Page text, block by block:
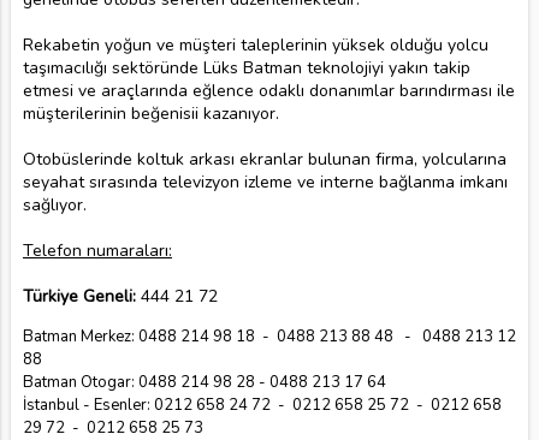
Rekabetin yoğun ve müşteri taleplerinin yüksek olduğu yolcu
taşımacılığı sektöründe Lüks Batman teknolojiyi yakın takip
etmesi ve araçlarında eğlence odaklı donanımlar barındırması ile
müşterilerinin beğenisii kazanıyor.
Otobüslerinde koltuk arkası ekranlar bulunan firma, yolcularına
seyahat sırasında televizyon izleme ve interne bağlanma imkanı
sağlıyor.
Telefon numaraları:
Türkiye Geneli:444 21 72
Batman Merkez: 0488 214 98 18 - 0488 213 88 48 - 0488 213 12
88
Batman Otogar: 0488 214 98 28 - 0488 213 17 64
İstanbul - Esenler: 0212 658 24 72 - 0212 658 25 72 - 0212 658
29 72 - 0212 658 25 73